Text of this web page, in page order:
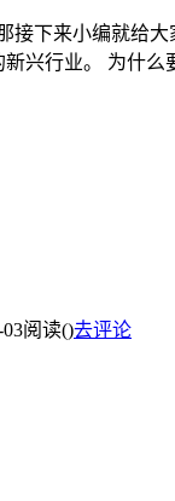
接下来小编就给
兴行业。 为什么
03阅读()去评论